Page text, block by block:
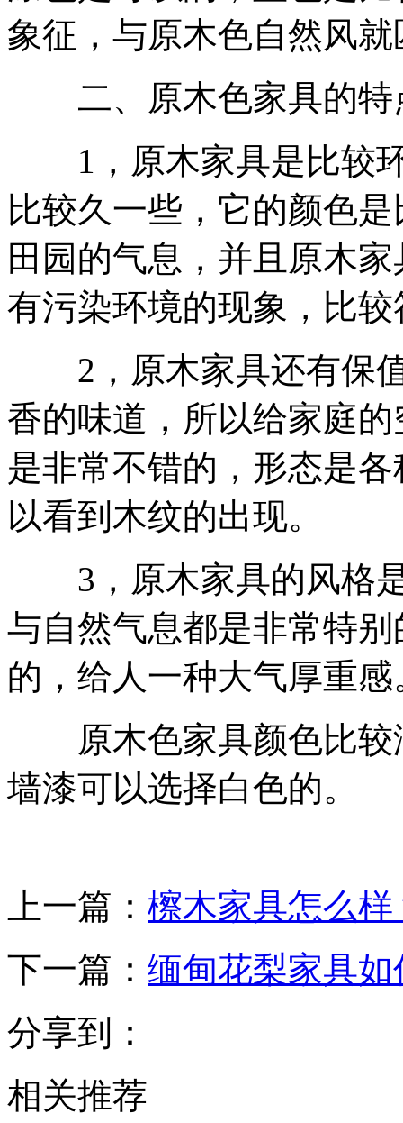
象征，与原木色自然风
二、原木色家具的特
1，原木家具是比较环
比较久一些，它的颜色
田园的气息，并且原木
有污染环境的现象，比
2，原木家具还有保值
香的味道，所以给家庭
是非常不错的，形态是
以看到木纹的出现。
3，原木家具的风格是
与自然气息都是非常特
的，给人一种大气厚重感
原木色家具颜色比较
墙漆可以选择白色的。
上一篇： 檫木家具怎么样
下一篇： 缅甸花梨家具
分享到：
相关推荐